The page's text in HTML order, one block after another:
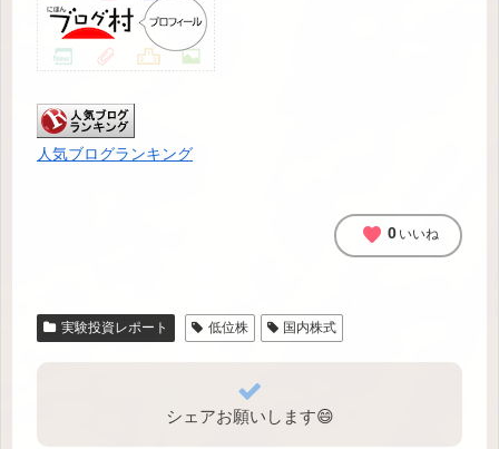
人気ブログランキング
favorite 0 いいね
実験投資レポート 低位株 国内株式
シェアお願いします😄